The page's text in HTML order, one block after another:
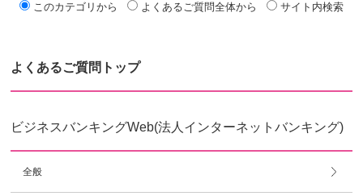
このカテゴリから よくあるご質問全体から サイト内検索
よくあるご質問トップ
ビジネスバンキングWeb(法人インターネットバンキング)
全般